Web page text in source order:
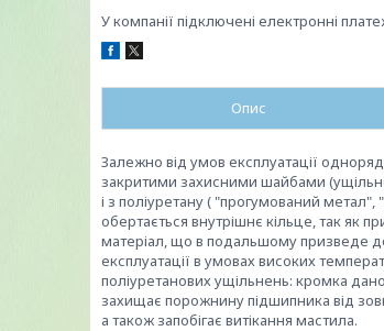
У компанії підключені електронні
Опис
Залежно від умов експлуатації
закритими захисними шайбами
і з поліуретану ( "прогумований метал",
обертається внутрішнє кільце, так як
матеріал, що в подальшому призведе
експлуатації в умовах високих
поліуретанових ущільнень: кромка
захищає порожнину підшипника від
а також запобігає витікання мастила.